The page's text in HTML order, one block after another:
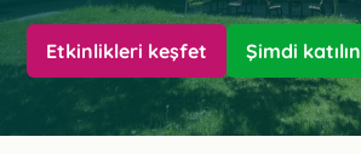
Etkinlikleri keşfet Şimdi katılın